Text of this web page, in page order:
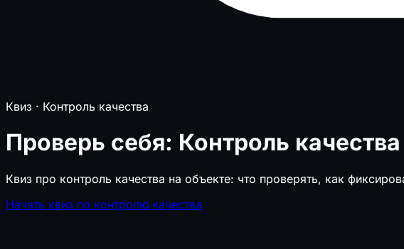
Квиз · Контроль качества
Проверь себя: Контроль качества
Квиз про контроль качества на объекте: что проверять, как
Начать квиз по контролю качества